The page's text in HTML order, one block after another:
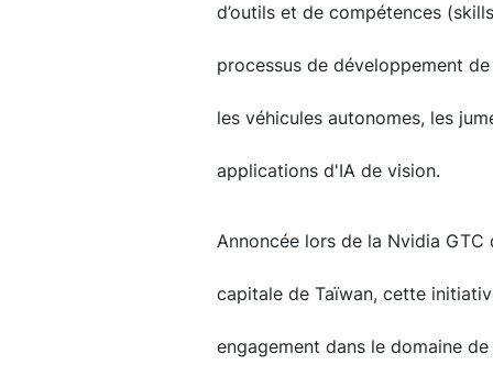
d’outils et de compétences
processus de développement
les véhicules autonomes, les
applications d'IA de vision.
Annoncée lors de la Nvidia GTC
capitale de Taïwan, cette
engagement dans le domaine